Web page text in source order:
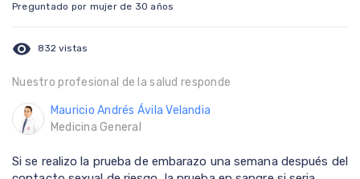
Preguntado por mujer de 30 años
visibility 832 vistas
Nuestro profesional de la salud responde
Mauricio Andrés Ávila Velandia
Medicina General
Si se realizo la prueba de embarazo una semana después del